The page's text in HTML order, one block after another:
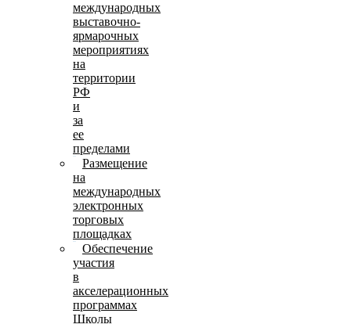
международных
выставочно-
ярмарочных
мероприятиях
на
территории
РФ
и
за
ее
пределами
Размещение
на
международных
электронных
торговых
площадках
Обеспечение
участия
в
акселерационных
программах
Школы